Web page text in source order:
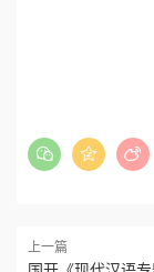
上一篇